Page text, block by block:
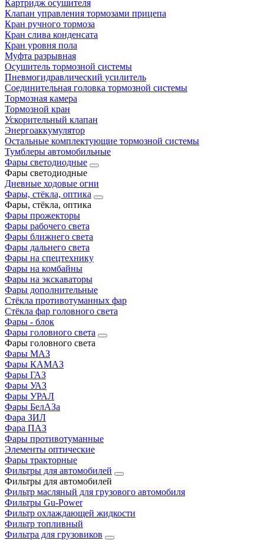
Картридж осушителя
Клапан управления тормозами прицепа
Кран ручного тормоза
Кран слива конденсата
Кран уровня пола
Муфта разрывная
Осушитель тормозной системы
Пневмогидравлический усилитель
Соединительная головка тормозной системы
Тормозная камера
Тормозной кран
Ускорительный клапан
Энергоаккумулятор
Остальные комплектующие тормозной системы
Тумблеры автомобильные
Фары светодиодные
Фары светодиодные
Дневные ходовые огни
Фары, стёкла, оптика
Фары, стёкла, оптика
Фары прожекторы
Фары рабочего света
Фары ближнего света
Фары дальнего света
Фары на спецтехнику
Фары на комбайны
Фары на экскаваторы
Фары дополнительные
Стёкла противотуманных фар
Стёкла фар головного света
Фары - блок
Фары головного света
Фары головного света
Фары МАЗ
Фары КАМАЗ
Фары ГАЗ
Фары УАЗ
Фары УРАЛ
Фары БелАЗа
Фара ЗИЛ
Фара ПАЗ
Фары противотуманные
Элементы оптические
Фары тракторные
Фильтры для автомобилей
Фильтры для автомобилей
Фильтр масляный для грузового автомобиля
Фильтры Gu-Power
Фильтр охлаждающей жидкости
Фильтр топливный
Фильтра для грузовиков